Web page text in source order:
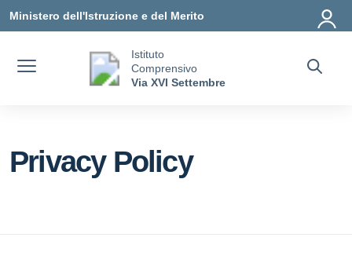
Ministero dell'Istruzione e del Merito
Istituto
Comprensivo
Via XVI Settembre
Privacy Policy